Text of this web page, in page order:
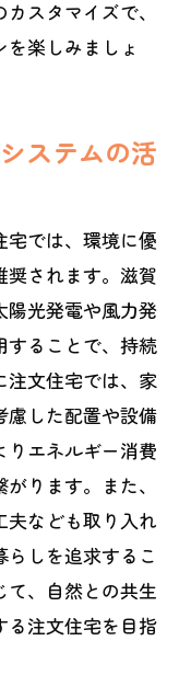
スタマイズで、
楽しみましょ
ステムの活
宅では、環境に優
奨されます。滋賀
陽光発電や風力発
することで、持続
注文住宅では、家
慮した配置や設備
りエネルギー消費
ります。また、
なども取り入れ
しを追求するこ
て、自然との共生
る注文住宅を目指